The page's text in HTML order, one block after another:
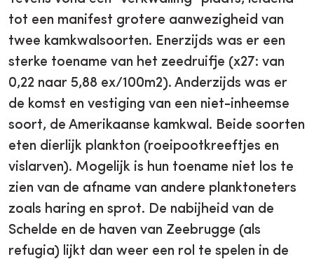
tot een manifest grotere aanwezigheid van
twee kamkwalsoorten. Enerzijds was er een
sterke toename van het zeedruifje (x27: van
0,22 naar 5,88 ex/100m2). Anderzijds was er
de komst en vestiging van een niet-inheemse
soort, de Amerikaanse kamkwal. Beide soorten
eten dierlijk plankton (roeipootkreeftjes en
vislarven). Mogelijk is hun toename niet los te
zien van de afname van andere planktoneters
zoals haring en sprot. De nabijheid van de
Schelde en de haven van Zeebrugge (als
refugia) lijkt dan weer een rol te spelen in de